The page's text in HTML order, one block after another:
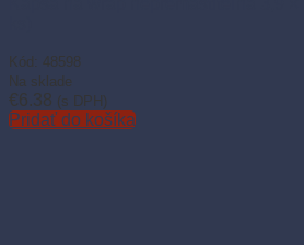
Kód: 48598
Na sklade
€6.38 (s DPH)
Pridať do košíka